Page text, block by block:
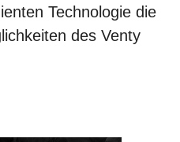
Technologie die
des Venty